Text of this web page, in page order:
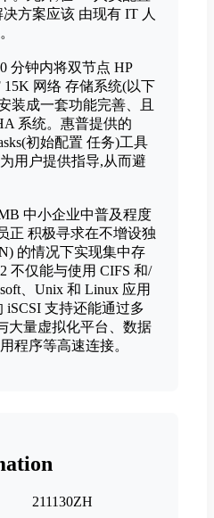
方案应该 由现有 IT 人
分钟内将双节点 HP
15K 网络 存储系统(以下
装成一套功能完善、且
系统。惠普提供的
初始配置 任务)工具
用户提供指导,从而避
中小企业中普及程度
正 积极寻求在不增设独
的情况下实现集中存
不仅能与使用 CIFS 和/
、Unix 和 Linux 应用
iSCSI 支持还能通过多
大量虚拟化平台、数据
程序等高速连接。
211130ZH